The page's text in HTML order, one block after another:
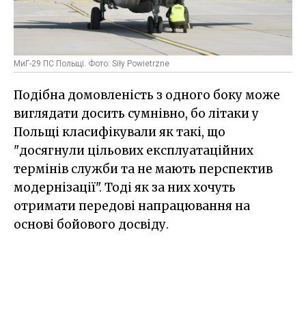
МиГ-29 ПС Польщі. Фото: Siły Powietrzne
Подібна домовленість з одного боку може
виглядати досить сумнівно, бо літаки у
Польщі класифікували як такі, що
"досягнули цільових експлуатаційних
термінів служби та не мають перспектив
модернізації". Тоді як за них хочуть
отримати передові напрацювання на
основі бойового досвіду.